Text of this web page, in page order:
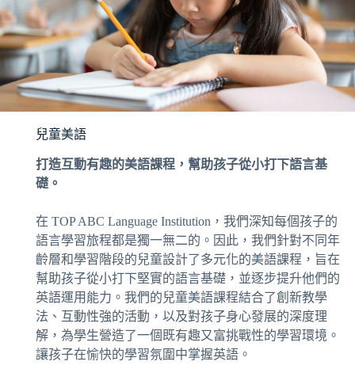
兒童美語
打造互動有趣的美語課程，幫助孩子從小打下語言基
礎。
在 TOP ABC Language Institution，我們深知每個孩子的
語言學習旅程都是獨一無二的。因此，我們針對不同年
齡層和學習階段的兒童設計了多元化的美語課程，旨在
幫助孩子從小打下堅實的語言基礎，並逐步提升他們的
英語運用能力。我們的兒童美語課程結合了創新教學
法、互動性強的活動，以及對孩子身心發展的深度理
解，為學生營造了一個既有趣又富挑戰性的學習環境。
讓孩子在愉快的學習氛圍中掌握英語。